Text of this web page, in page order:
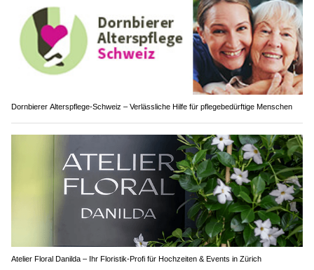
Dornbierer Alterspflege-Schweiz – Verlässliche Hilfe für pflegebedürftige Menschen
Atelier Floral Danilda – Ihr Floristik-Profi für Hochzeiten & Events in Zürich